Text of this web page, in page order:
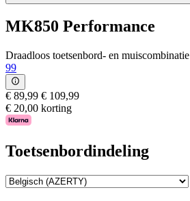
MK850 Performance
Draadloos toetsenbord- en muiscombinatie
99
€ 89,99 € 109,99
€ 20,00 korting
Toetsenbordindeling